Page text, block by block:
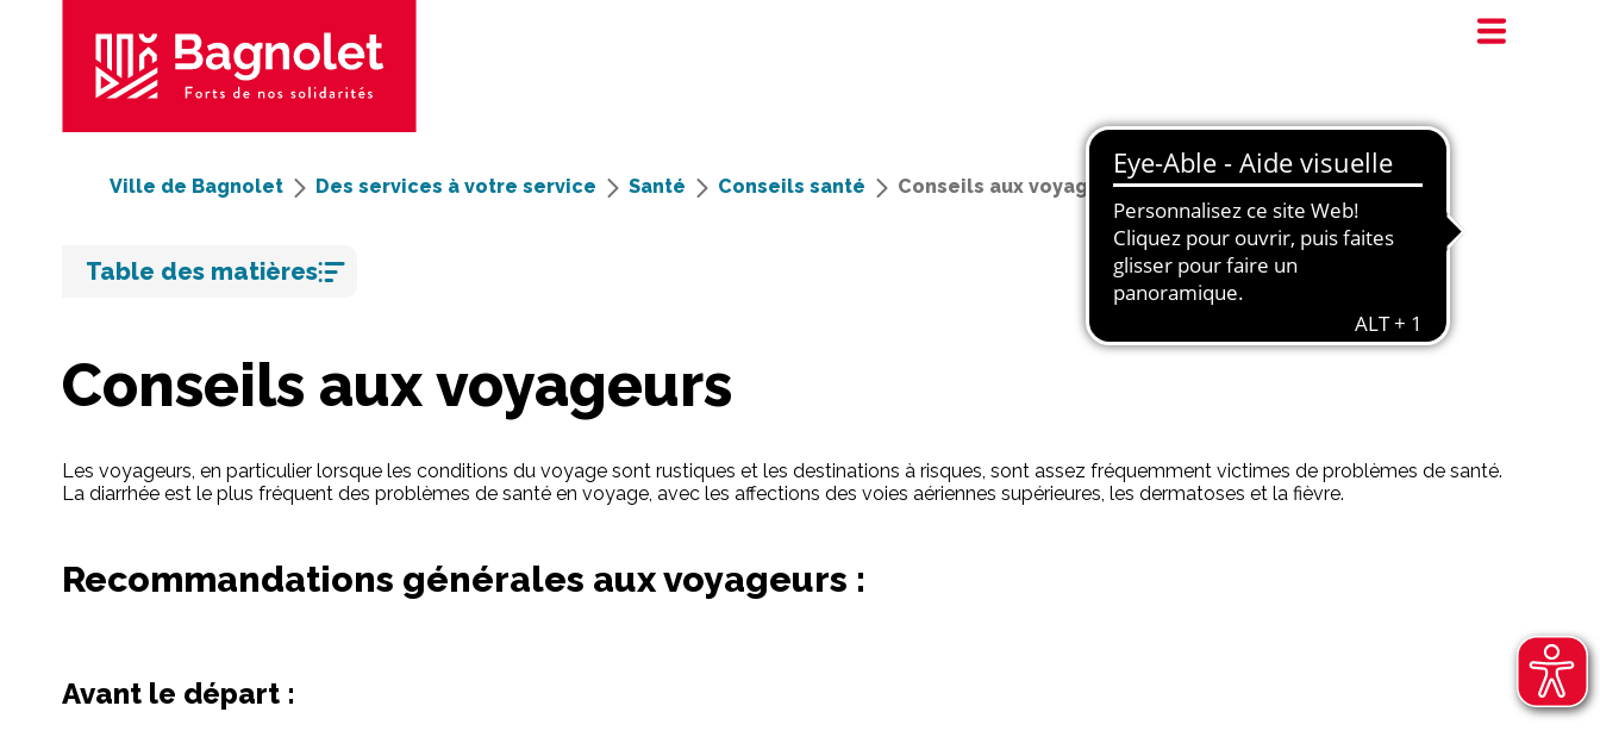
Ville de Bagnolet Des services à votre service Santé Conseils santé Conseils aux voyageurs
Conseils aux voyageurs
Les voyageurs, en particulier lorsque les conditions du voyage sont rustiques et les destinations à risques, sont assez fréquemment victimes de problèmes de santé.
La diarrhée est le plus fréquent des problèmes de santé en voyage, avec les affections des voies aériennes supérieures, les dermatoses et la fièvre.
Recommandations générales aux voyageurs :
Avant le départ :
Table des matières